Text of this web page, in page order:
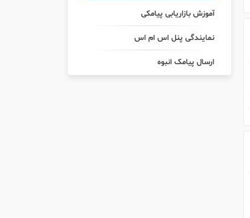
آموزش بازاریابی پیامکی
نمایندگی پنل اس ام اس
ارسال پیامک انبوه